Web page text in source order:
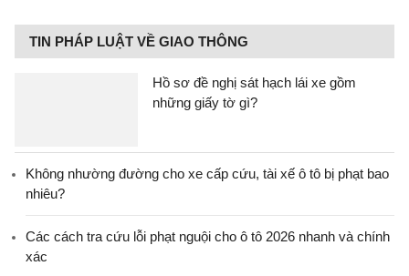
TIN PHÁP LUẬT VỀ GIAO THÔNG
Hồ sơ đề nghị sát hạch lái xe gồm
những giấy tờ gì?
Không nhường đường cho xe cấp cứu, tài xế ô tô bị phạt bao
nhiêu?
Các cách tra cứu lỗi phạt nguội cho ô tô 2026 nhanh và chính
xác